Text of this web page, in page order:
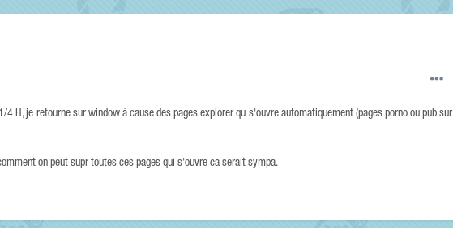
4 H, je retourne sur window à cause des pages explorer qu s'ouvre automatiquement (pages porno ou pub sur
on peut supr toutes ces pages qui s'ouvre ca serait sympa.